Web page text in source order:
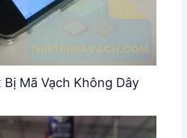
Mã Vạch Không Dây